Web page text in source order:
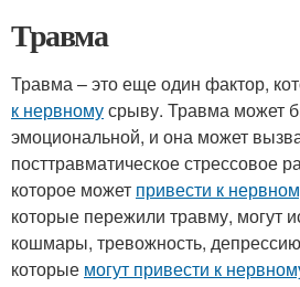
Травма
Травма – это еще один фактор,
к нервномусрыву. Травма может
эмоциональной, и она может
посттравматическое стрессовое
которое может привести к
которые пережили травму, могут
кошмары, тревожность,
которые могут привести к